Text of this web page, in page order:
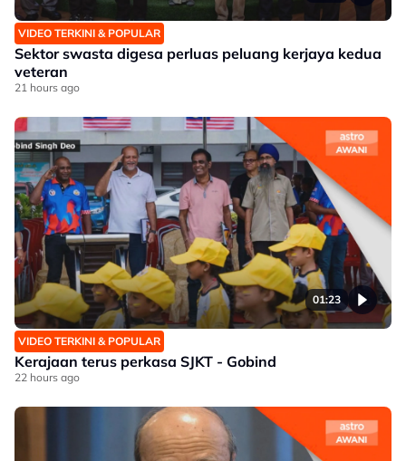
VIDEO TERKINI & POPULAR
Sektor swasta digesa perluas peluang kerjaya kedua
veteran
21 hours ago
01:23
VIDEO TERKINI & POPULAR
Kerajaan terus perkasa SJKT - Gobind
22 hours ago